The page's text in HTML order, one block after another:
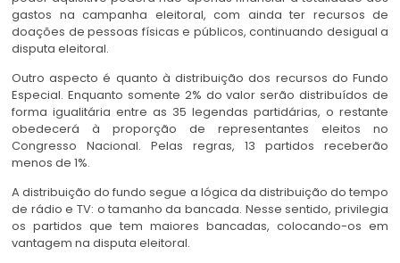
gastos na campanha eleitoral, com ainda ter recursos de
doações de pessoas físicas e públicos, continuando desigual a
disputa eleitoral.
Outro aspecto é quanto à distribuição dos recursos do Fundo
Especial. Enquanto somente 2% do valor serão distribuídos de
forma igualitária entre as 35 legendas partidárias, o restante
obedecerá à proporção de representantes eleitos no
Congresso Nacional. Pelas regras, 13 partidos receberão
menos de 1%.
A distribuição do fundo segue a lógica da distribuição do tempo
de rádio e TV: o tamanho da bancada. Nesse sentido, privilegia
os partidos que tem maiores bancadas, colocando-os em
vantagem na disputa eleitoral.